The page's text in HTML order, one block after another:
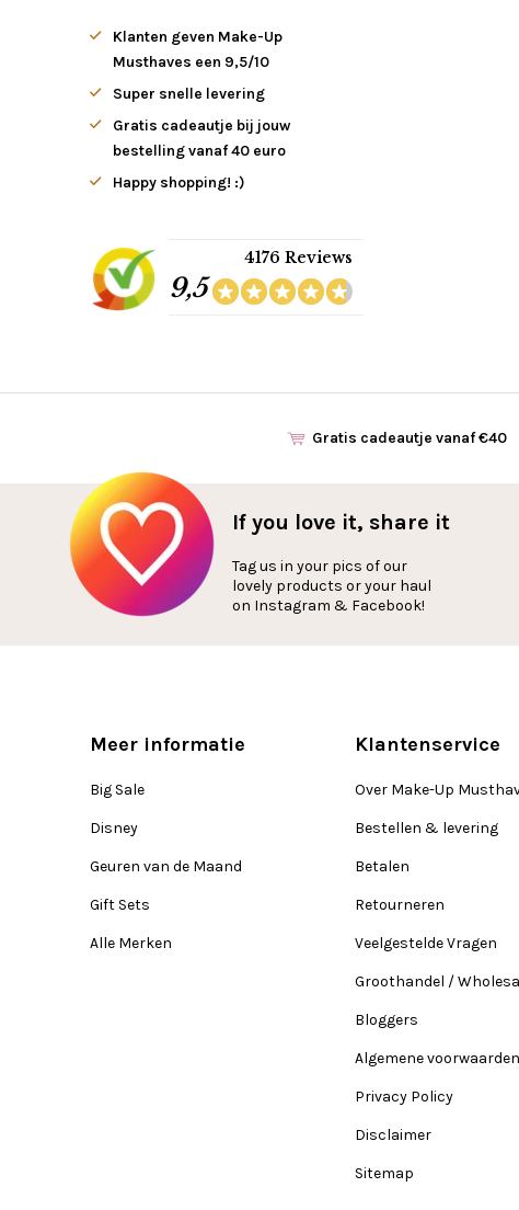
Klanten geven Make-Up
Musthaves een 9,5/10
Super snelle levering
Gratis cadeautje bij jouw
bestelling vanaf 40 euro
Happy shopping! :)
9,5
4176 Reviews
Gratis cadeautje vanaf €40
If you love it, share it
Tag us in your pics of our
lovely products or your haul
on Instagram & Facebook!
Meer informatie
Big Sale
Disney
Geuren van de Maand
Gift Sets
Alle Merken
Klantenservice
Over Make-Up
Bestellen & levering
Betalen
Retourneren
Veelgestelde Vragen
Groothandel /
Bloggers
Algemene voorwaarden
Privacy Policy
Disclaimer
Sitemap